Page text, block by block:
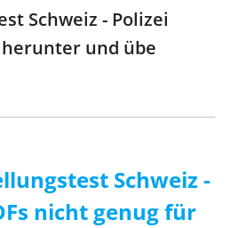
Schweiz - Polizei
herunter und übe
Schweiz -
nicht genug für